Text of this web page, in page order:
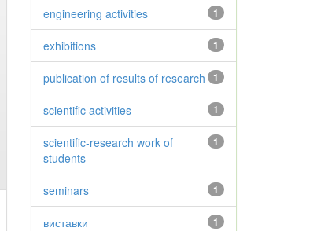
1
engineering activities
1
exhibitions
1
publication of results of research
1
scientific activities
1
scientific-research work of
students
1
seminars
1
виставки